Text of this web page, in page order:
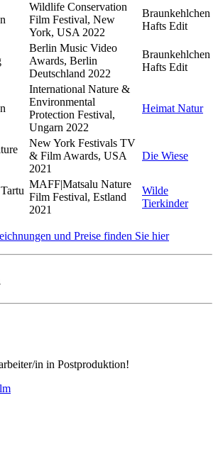
Wildlife Conservation
Film Festival, New
York, USA 2022
Braunkehlchen
Hafts Edit
Berlin Music Video
Awards, Berlin
Deutschland 2022
Braunkehlchen
Hafts Edit
International Nature &
Environmental
Protection Festival,
Ungarn 2022
Heimat Natur
New York Festivals TV
& Film Awards, USA
2021
Die Wiese
MAFF|Matsalu Nature
Film Festival, Estland
2021
Wilde
Tierkinder
und Preise finden Sie hier
in in Postproduktion!